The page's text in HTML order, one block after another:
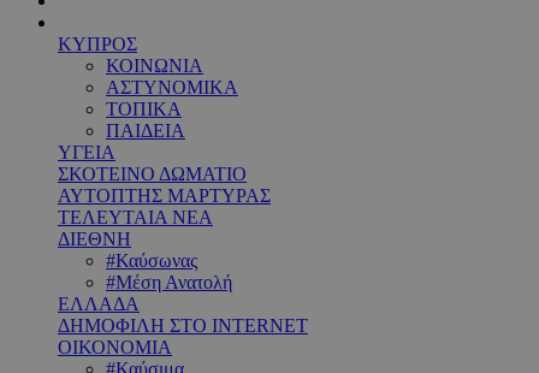
ΚΥΠΡΟΣ
ΚΟΙΝΩΝΙΑ
ΑΣΤΥΝΟΜΙΚΑ
ΤΟΠΙΚΑ
ΠΑΙΔΕΙΑ
ΥΓΕΙΑ
ΣΚΟΤΕΙΝΟ ΔΩΜΑΤΙΟ
ΑΥΤΟΠΤΗΣ ΜΑΡΤΥΡΑΣ
ΤΕΛΕΥΤΑΙΑ ΝΕΑ
ΔΙΕΘΝΗ
#Καύσωνας
#Μέση Ανατολή
ΕΛΛΑΔΑ
ΔΗΜΟΦΙΛΗ ΣΤΟ INTERNET
ΟΙΚΟΝΟΜΙΑ